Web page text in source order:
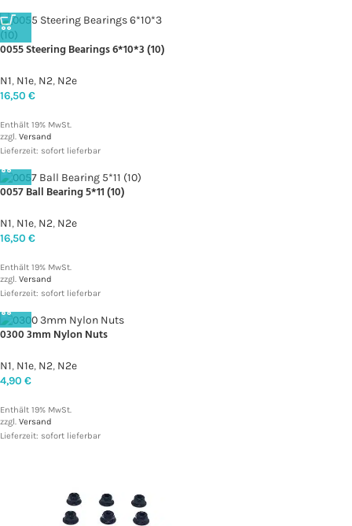
0055 Steering Bearings 6*10*3 (10)
N1, N1e, N2, N2e
16,50 €
Enthält 19% MwSt.
zzgl. Versand
Lieferzeit: sofort lieferbar
0057 Ball Bearing 5*11 (10)
N1, N1e, N2, N2e
16,50 €
Enthält 19% MwSt.
zzgl. Versand
Lieferzeit: sofort lieferbar
0300 3mm Nylon Nuts
N1, N1e, N2, N2e
4,90 €
Enthält 19% MwSt.
zzgl. Versand
Lieferzeit: sofort lieferbar